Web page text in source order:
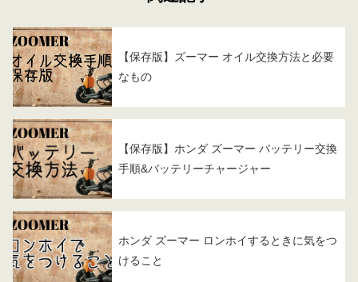
【保存版】ズーマー オイル交換方法と必要
なもの
【保存版】ホンダ ズーマー バッテリー交換
手順&バッテリーチャージャー
ホンダ ズーマー ロンホイするときに気をつ
けること